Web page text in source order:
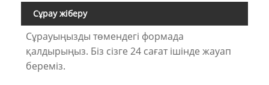
Сұрау жіберу
Сұрауыңызды төмендегі формада
қалдырыңыз. Біз сізге 24 сағат ішінде жауап
береміз.